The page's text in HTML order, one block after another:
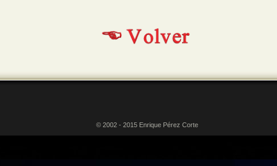
© 2002 - 2015 Enrique Pérez Corte